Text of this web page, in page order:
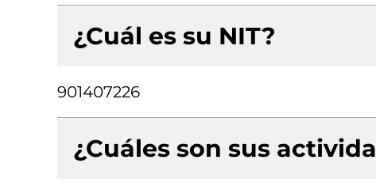
¿Cuál es su NIT?
901407226
¿Cuáles son sus